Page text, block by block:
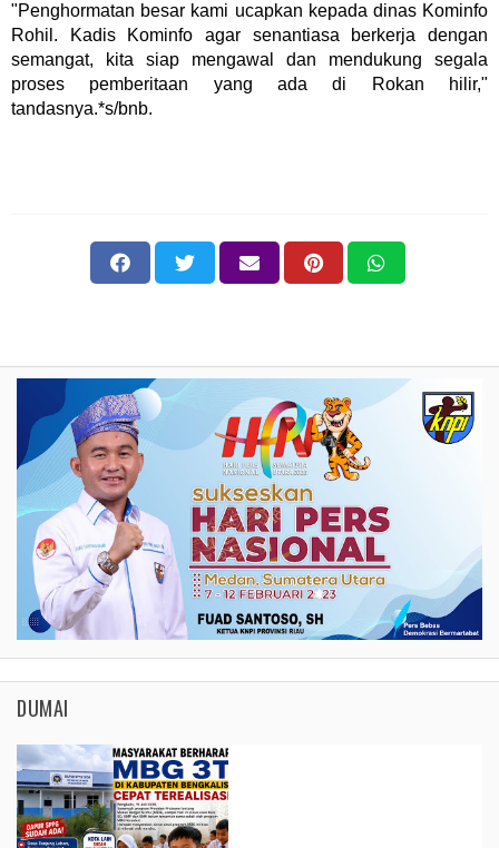
"Penghormatan besar kami ucapkan kepada dinas Kominfo
Rohil. Kadis Kominfo agar senantiasa berkerja dengan
semangat, kita siap mengawal dan mendukung segala
proses pemberitaan yang ada di Rokan hilir,"
tandasnya.*s/bnb.
DUMAI